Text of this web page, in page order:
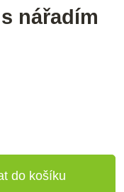
nářadím
do košíku